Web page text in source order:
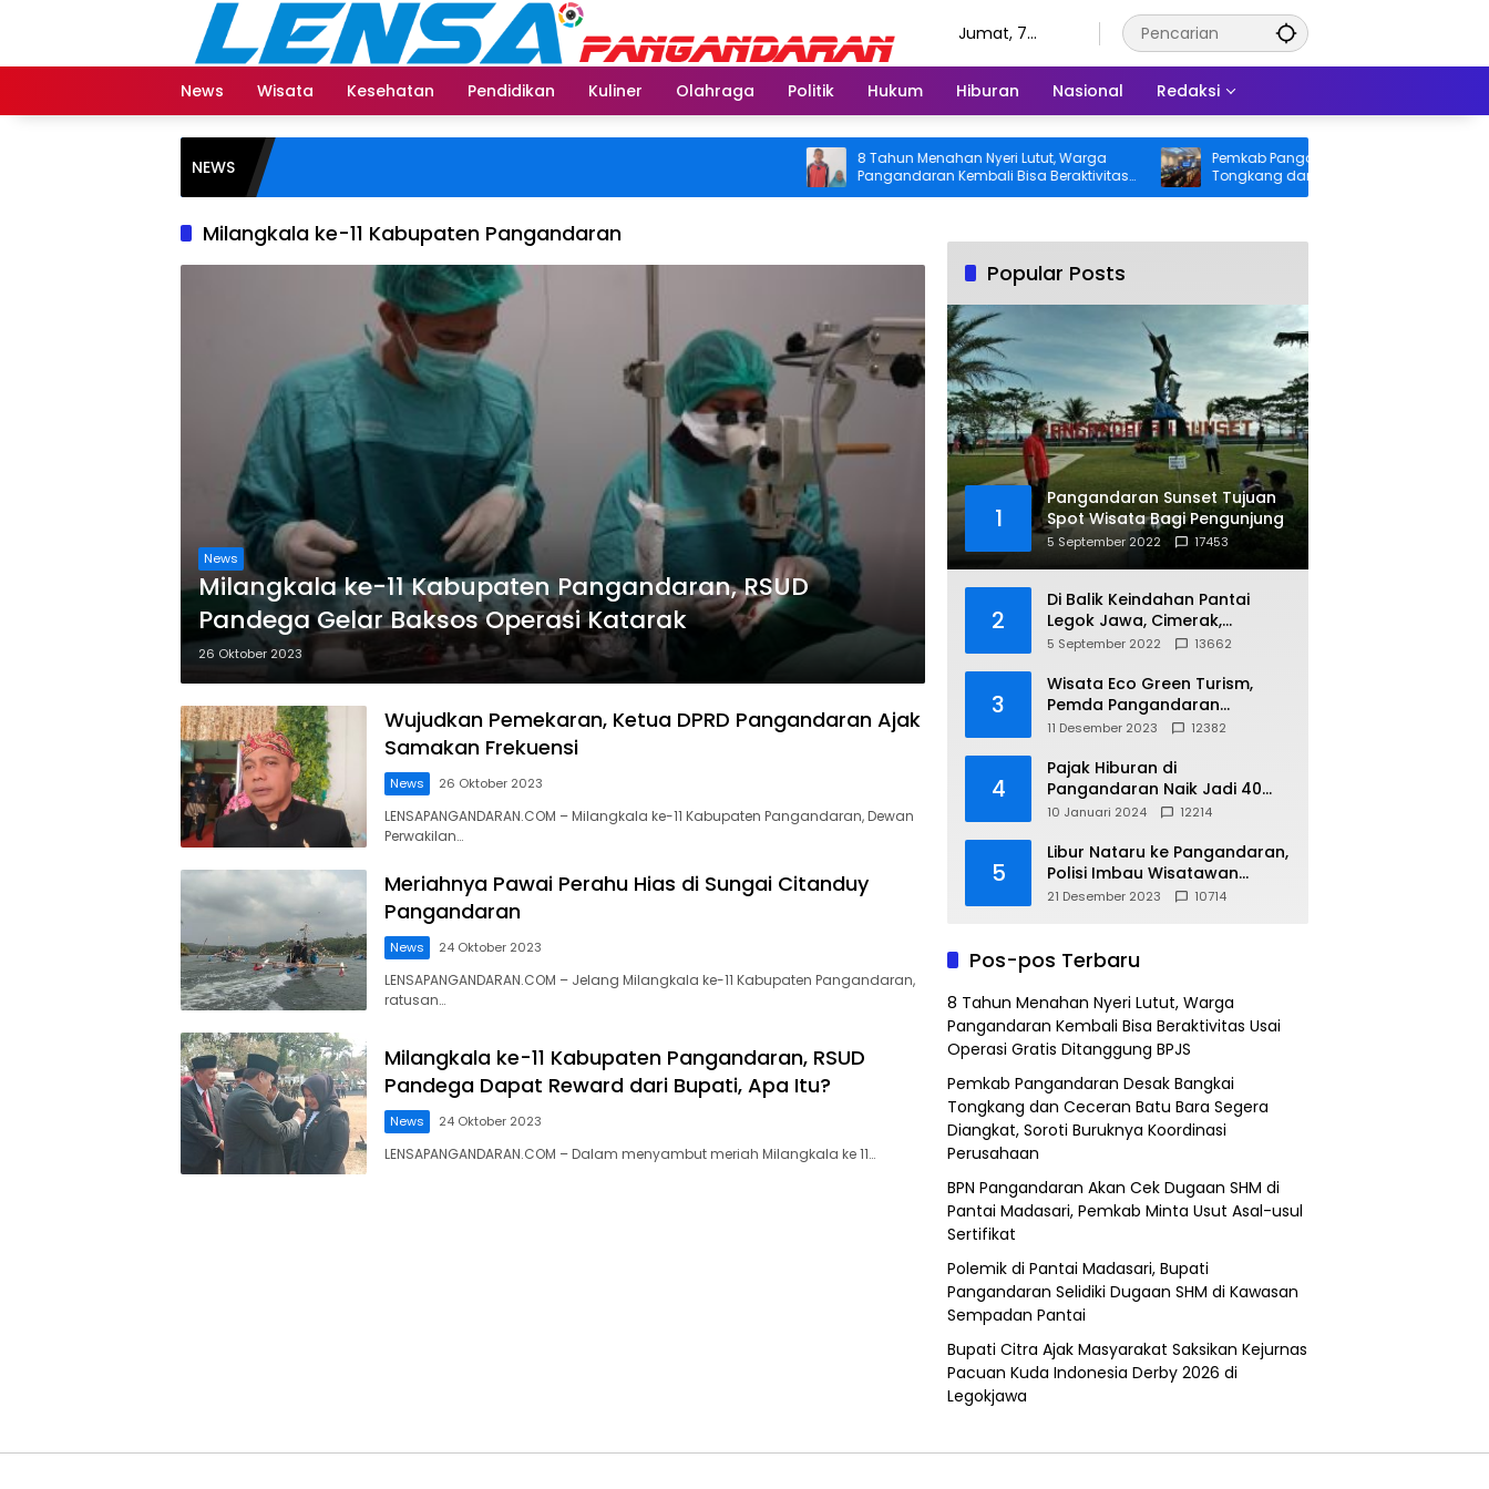
Jumat, 7
News
Wisata Kesehatan Pendidikan Kuliner Olahraga Politik Hukum Hiburan Nasional Redaksi
NEWS
8 Tahun Menahan Nyeri Lutut, Warga
Pangandaran Kembali Bisa Beraktivitas
Usai Operasi Gratis Ditanggung BPJS
Pemkab Pangandaran Desak Bangkai
Tongkang dan Ceceran Batu Bara
Segera Diangkat, Soroti Buruknya
Milangkala ke-11 Kabupaten Pangandaran
News
Milangkala ke-11 Kabupaten Pangandaran, RSUD
Pandega Gelar Baksos Operasi Katarak
26 Oktober 2023
Wujudkan Pemekaran, Ketua DPRD Pangandaran Ajak
Samakan Frekuensi
News 26 Oktober 2023
LENSAPANGANDARAN.COM – Milangkala ke-11 Kabupaten Pangandaran, Dewan
Perwakilan…
Meriahnya Pawai Perahu Hias di Sungai Citanduy
Pangandaran
News 24 Oktober 2023
LENSAPANGANDARAN.COM – Jelang Milangkala ke-11 Kabupaten Pangandaran,
ratusan…
Milangkala ke-11 Kabupaten Pangandaran, RSUD
Pandega Dapat Reward dari Bupati, Apa Itu?
News 24 Oktober 2023
LENSAPANGANDARAN.COM – Dalam menyambut meriah Milangkala ke 11…
Popular Posts
1
Pangandaran Sunset Tujuan
Spot Wisata Bagi Pengunjung
5 September 2022 17453
2
Di Balik Keindahan Pantai
Legok Jawa, Cimerak,
Pangandaran
5 September 2022 13662
3
Wisata Eco Green Turism,
Pemda Pangandaran
Gandeng PLN
11 Desember 2023 12382
4
Pajak Hiburan di
Pangandaran Naik Jadi 40
Persen
10 Januari 2024 12214
5
Libur Nataru ke Pangandaran,
Polisi Imbau Wisatawan
Gunakan Jalur Arteri
21 Desember 2023 10714
Pos-pos Terbaru
8 Tahun Menahan Nyeri Lutut, Warga
Pangandaran Kembali Bisa Beraktivitas Usai
Operasi Gratis Ditanggung BPJS
Pemkab Pangandaran Desak Bangkai
Tongkang dan Ceceran Batu Bara Segera
Diangkat, Soroti Buruknya Koordinasi
Perusahaan
BPN Pangandaran Akan Cek Dugaan SHM di
Pantai Madasari, Pemkab Minta Usut Asal-usul
Sertifikat
Polemik di Pantai Madasari, Bupati
Pangandaran Selidiki Dugaan SHM di Kawasan
Sempadan Pantai
Bupati Citra Ajak Masyarakat Saksikan Kejurnas
Pacuan Kuda Indonesia Derby 2026 di
Legokjawa